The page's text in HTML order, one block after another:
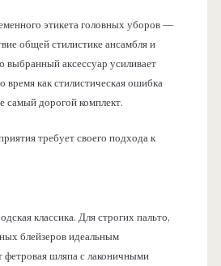
этикета головных уборов —
общей стилистике ансамбля и
выбранный аксессуар усиливает
время как стилистическая ошибка
самый дорогой комплект.
требует своего подхода к
классика. Для строгих пальто,
блейзеров идеальным
фетровая шляпа с лаконичными